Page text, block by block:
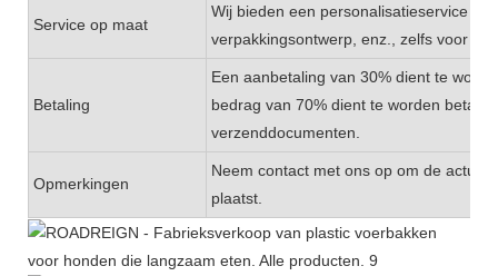
Service op maat
Wij bieden een personalisatieservice
verpakkingsontwerp, enz., zelfs voor
Betaling
Een aanbetaling van 30% dient te
bedrag van 70% dient te worden
verzenddocumenten.
Opmerkingen
Neem contact met ons op om de
plaatst.